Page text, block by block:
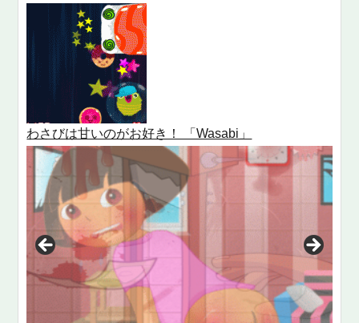
わさびは甘いのがお好き！ 「Wasabi」